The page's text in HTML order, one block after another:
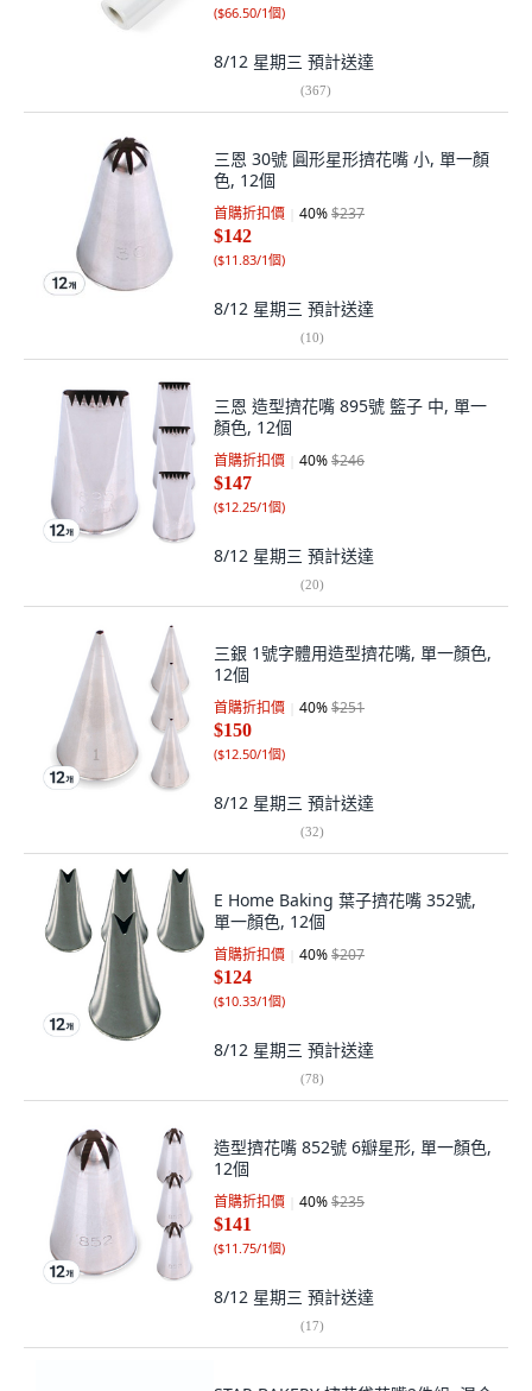
($66.50/1個)
8/12 星期三 預計送達
(367)
三恩 30號 圓形星形擠花嘴 小, 單一顏
色, 12個
首購折扣價 40%$237
$142
($11.83/1個)
8/12 星期三 預計送達
(10)
三恩 造型擠花嘴 895號 籃子 中, 單一
顏色, 12個
首購折扣價 40%$246
$147
($12.25/1個)
8/12 星期三 預計送達
(20)
三銀 1號字體用造型擠花嘴, 單一顏色,
12個
首購折扣價 40%$251
$150
($12.50/1個)
8/12 星期三 預計送達
(32)
E Home Baking 葉子擠花嘴 352號,
單一顏色, 12個
首購折扣價 40%$207
$124
($10.33/1個)
8/12 星期三 預計送達
(78)
造型擠花嘴 852號 6瓣星形, 單一顏色,
12個
首購折扣價 40%$235
$141
($11.75/1個)
8/12 星期三 預計送達
(17)